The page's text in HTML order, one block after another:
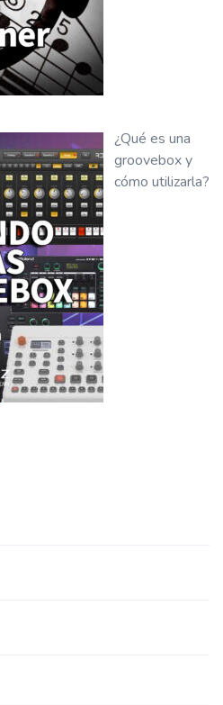
¿Qué es una
groovebox y
cómo utilizarla?